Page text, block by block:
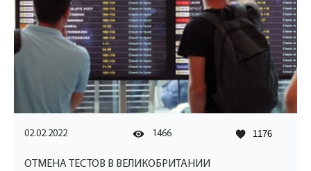
02.02.2022 1466 1176
ОТМЕНА ТЕСТОВ В ВЕЛИКОБРИТАНИИ